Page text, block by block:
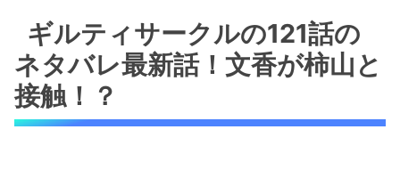
ギルティサークルの121話の
ネタバレ最新話！文香が柿山と
接触！？